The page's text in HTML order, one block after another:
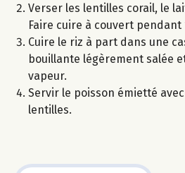
Verser les lentilles corail, le
Faire cuire à couvert pendant
Cuire le riz à part dans une
bouillante légèrement salée
vapeur.
Servir le poisson émietté
lentilles.